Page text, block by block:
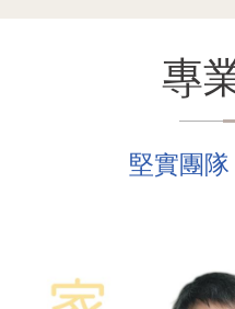
專
堅實團